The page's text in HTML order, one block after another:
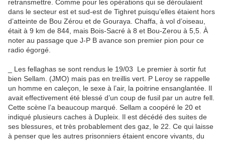
retransmettre. Comme pour les opérations qui se déroulaient
dans le secteur est et sud-est de Tighret puisqu’elles étaient hors
d’atteinte de Bou Zérou et de Gouraya. Chaffa, à vol d’oiseau,
était à 9 km de 844, mais Bois-Sacré à 8 et Bou-Zerou à 5,5. À
noter au passage que J-P B avance son premier pion pour ce
radio égorgé.
_ Les fellaghas se sont rendus le 19/03 Le premier à sortir fut
bien Sellam. (JMO) mais pas en treillis vert. P Leroy se rappelle
un homme en caleçon, le sexe à l’air, la poitrine ensanglantée. Il
avait effectivement été blessé d’un coup de fusil par un autre fell.
Cette scène l’a beaucoup marqué. Sellam a coopéré le 20 et
indiqué plusieurs caches à Dupleix. Il est décédé des suites de
ses blessures, et très probablement des gaz, le 22. Ce qui laisse
à penser que les autres prisonniers étaient encore vivants, du